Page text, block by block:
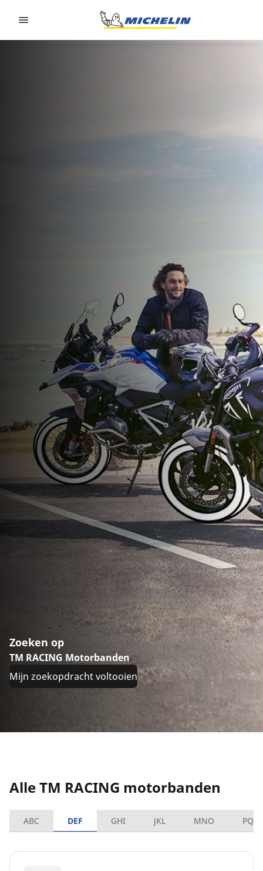
Zoeken op
TM RACING Motorbanden
Mijn zoekopdracht voltooien
Alle TM RACING motorbanden
ABC DEF GHI JKL MNO PQRS